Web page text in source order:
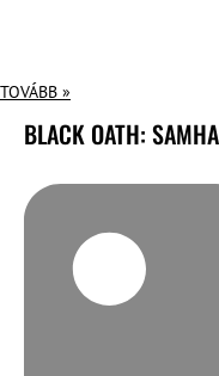
TOVÁBB »
BLACK OATH: